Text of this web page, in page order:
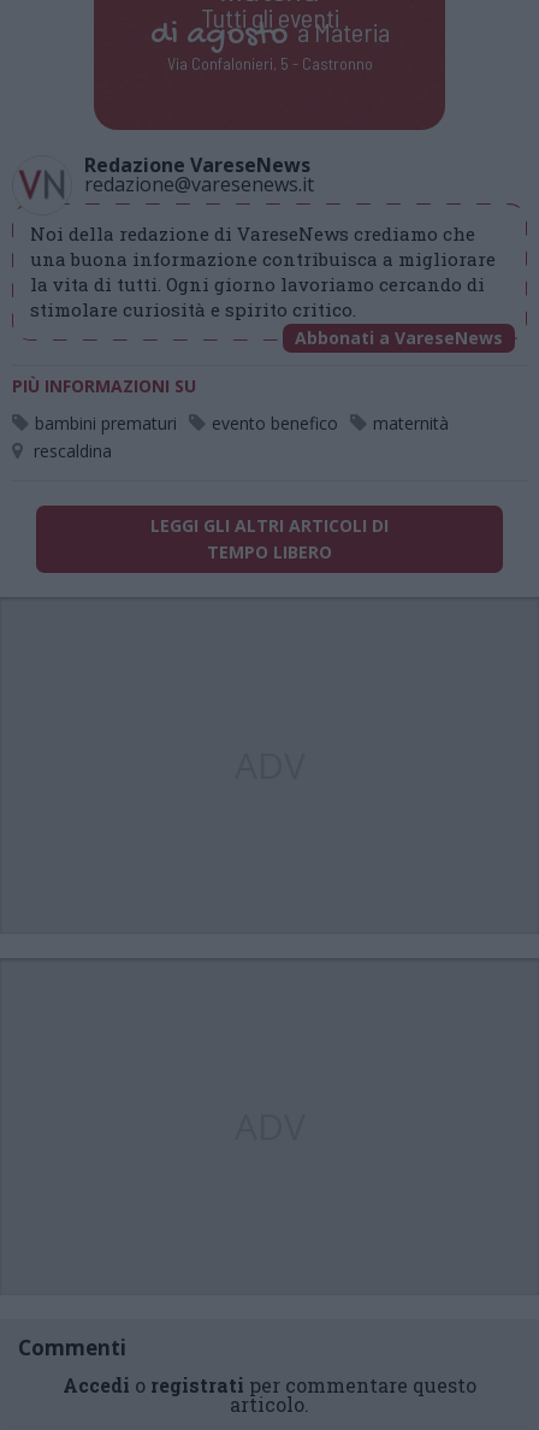
Tutti gli eventi
di agostoa Materia
Via Confalonieri, 5 - Castronno
Redazione VareseNews
redazione@varesenews.it
Noi della redazione di VareseNews crediamo che
una buona informazione contribuisca a migliorare
la vita di tutti. Ogni giorno lavoriamo cercando di
stimolare curiosità e spirito critico.
Abbonati a VareseNews
PIÙ INFORMAZIONI SU
bambini prematuri
evento benefico
maternità
rescaldina
LEGGI GLI ALTRI ARTICOLI DI
TEMPO LIBERO
Commenti
Accedi o registrati per commentare questo
articolo.